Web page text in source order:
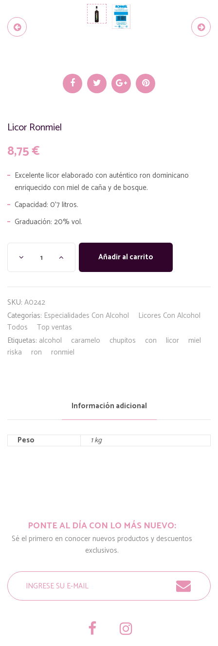
Licor Ronmiel
8,75€
Excelente licor elaborado con auténtico ron dominicano
enriquecido con miel de caña y de bosque.
Capacidad: 0’7 litros.
Graduación: 20% vol.
Añadir al carrito
SKU: A0242
Categorías: Especialidades Con Alcohol
Licores Con Alcohol
Todos
Top ventas
Etiquetas: alcohol caramelo chupitos con licor
miel
riska
ron ronmiel
Información adicional
Peso 1 kg
PONTE AL DÍA CON LO MÁS NUEVO:
Sé el primero en conocer nuevos productos y descuentos
exclusivos.